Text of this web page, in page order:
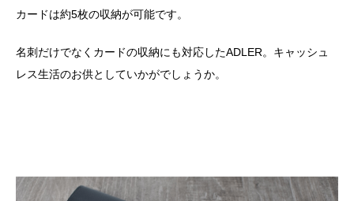
カードは約5枚の収納が可能です。
名刺だけでなくカードの収納にも対応したADLER。キャッシュ
レス生活のお供としていかがでしょうか。